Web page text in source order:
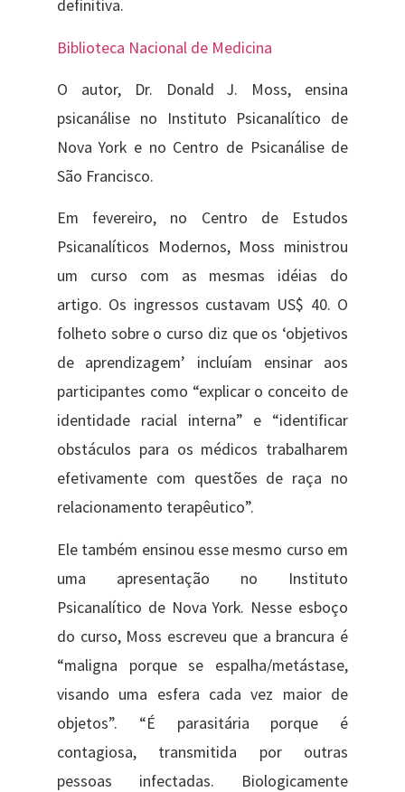
definitiva.
Biblioteca Nacional de Medicina
O autor, Dr. Donald J. Moss, ensina
psicanálise no Instituto Psicanalítico de
Nova York e no Centro de Psicanálise de
São Francisco.
Em fevereiro, no Centro de Estudos
Psicanalíticos Modernos, Moss ministrou
um curso com as mesmas idéias do
artigo. Os ingressos custavam US$ 40. O
folheto sobre o curso diz que os ‘objetivos
de aprendizagem’ incluíam ensinar aos
participantes como “explicar o conceito de
identidade racial interna” e “identificar
obstáculos para os médicos trabalharem
efetivamente com questões de raça no
relacionamento terapêutico”.
Ele também ensinou esse mesmo curso em
uma apresentação no Instituto
Psicanalítico de Nova York. Nesse esboço
do curso, Moss escreveu que a brancura é
“maligna porque se espalha/metástase,
visando uma esfera cada vez maior de
objetos”. “É parasitária porque é
contagiosa, transmitida por outras
pessoas infectadas. Biologicamente